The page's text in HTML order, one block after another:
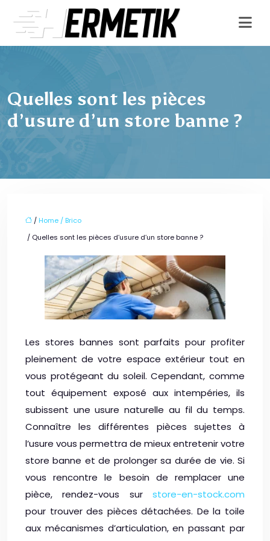
Quelles sont les pièces
d’usure d’un store banne ?
/ Home / Brico
/ Quelles sont les pièces d’usure d’un store banne ?
Les stores bannes sont parfaits pour profiter
pleinement de votre espace extérieur tout en
vous protégeant du soleil. Cependant, comme
tout équipement exposé aux intempéries, ils
subissent une usure naturelle au fil du temps.
Connaître les différentes pièces sujettes à
l’usure vous permettra de mieux entretenir votre
store banne et de prolonger sa durée de vie. Si
vous rencontre le besoin de remplacer une
pièce, rendez-vous sur store-en-stock.com
pour trouver des pièces détachées. De la toile
aux mécanismes d’articulation, en passant par